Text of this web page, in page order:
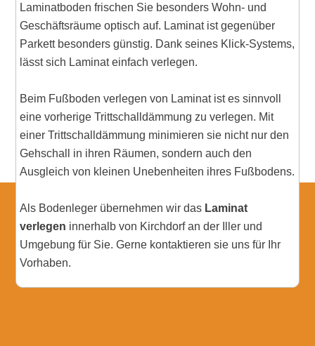
Laminatboden frischen Sie besonders Wohn- und
Geschäftsräume optisch auf. Laminat ist gegenüber
Parkett besonders günstig. Dank seines Klick-Systems,
lässt sich Laminat einfach verlegen.
Beim Fußboden verlegen von Laminat ist es sinnvoll
eine vorherige Trittschalldämmung zu verlegen. Mit
einer Trittschalldämmung minimieren sie nicht nur den
Gehschall in ihren Räumen, sondern auch den
Ausgleich von kleinen Unebenheiten ihres Fußbodens.
Als Bodenleger übernehmen wir das Laminat
verlegen innerhalb von Kirchdorf an der Iller und
Umgebung für Sie. Gerne kontaktieren sie uns für Ihr
Vorhaben.